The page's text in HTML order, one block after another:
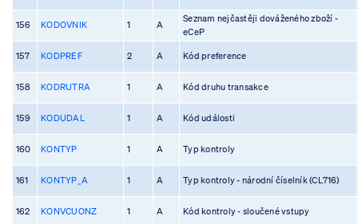
156 KODOVNIK 1 A
Seznam nejčastěji dováženého zboží -
eCeP
157 KODPREF 2 A Kód preference
158 KODRUTRA 1 A Kód druhu transakce
159 KODUDAL 1 A Kód události
160 KONTYP 1 A Typ kontroly
161 KONTYP_A 1 A Typ kontroly - národní číselník (CL716)
162 KONVCUONZ 1 A Kód kontroly - sloučené vstupy